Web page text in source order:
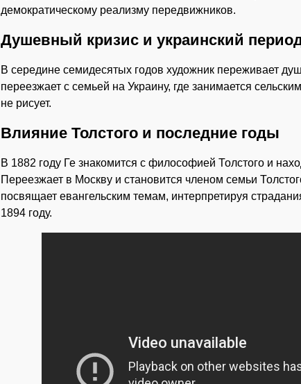
демократическому реализму передвижников.
Душевный кризис и украинский
В середине семидесятых годов художник переживает
переезжает с семьей на Украину, где занимается
не рисует.
Влияние Толстого и последние годы
В 1882 году Ге знакомится с философией Толстого и
Переезжает в Москву и становится членом семьи
посвящает евангельским темам, интерпретируя
1894 году.